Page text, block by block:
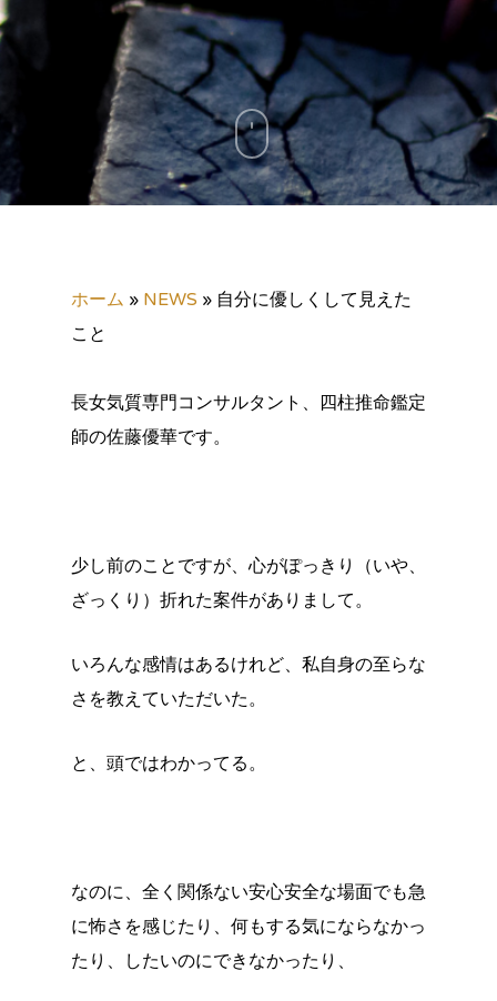
ホーム » NEWS » 自分に優しくして見えた
こと
長女気質専門コンサルタント、四柱推命鑑定
師の佐藤優華です。
少し前のことですが、心がぽっきり（いや、
ざっくり）折れた案件がありまして。
いろんな感情はあるけれど、私自身の至らな
さを教えていただいた。
と、頭ではわかってる。
なのに、全く関係ない安心安全な場面でも急
に怖さを感じたり、何もする気にならなかっ
たり、したいのにできなかったり、